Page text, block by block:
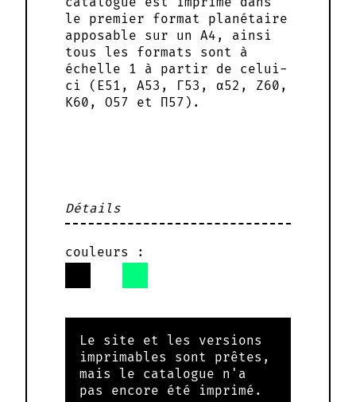
le premier format planétaire
apposable sur un A4, ainsi
tous les formats sont à
échelle 1 à partir de celui-
ci (Ε51, Α53, Γ53, α52, Ζ60,
Κ60, Ο57 et Π57).
Détails
Le site et les versions
imprimables sont prêtes,
mais le catalogue n'a
pas encore été imprimé.